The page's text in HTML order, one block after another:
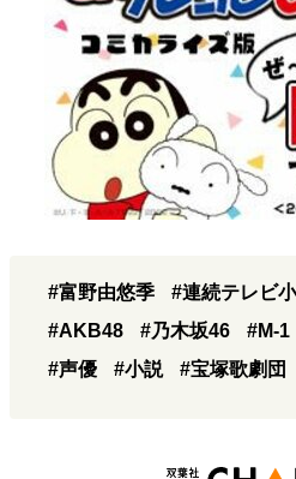
#富野由悠季 #連続テレビ
#AKB48
#乃木坂46 #M-1
#声優
#小説 #宝塚歌劇団